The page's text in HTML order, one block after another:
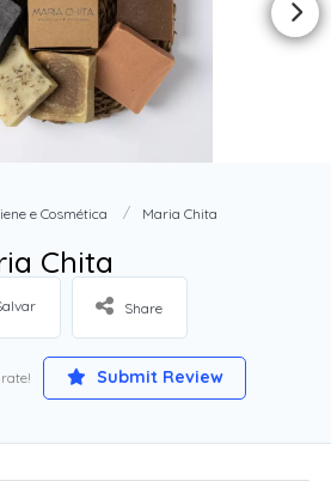
e Cosmética Maria Chita
Chita
Share
Submit Review